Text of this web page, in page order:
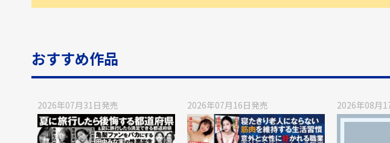
おすすめ作品
2026年07月31日発売 2026年07月16日発売 2026年08月